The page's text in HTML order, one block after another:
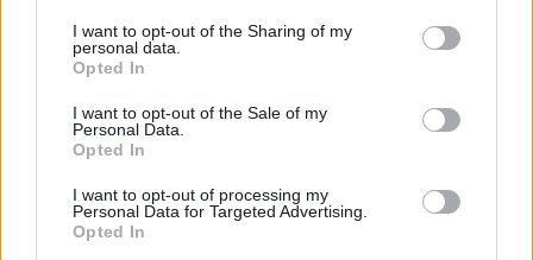
not limited to your visit or usage behaviour. You may click to
grant or deny consent to Google and its third-party tags to
use your data for below specified purposes in below Google
consent section.
I want to opt-out of the Sharing of my
personal data.
Opted In
I want to opt-out of the Sale of my
Personal Data.
Opted In
I want to opt-out of processing my
Personal Data for Targeted Advertising.
Opted In
Láz
Láz